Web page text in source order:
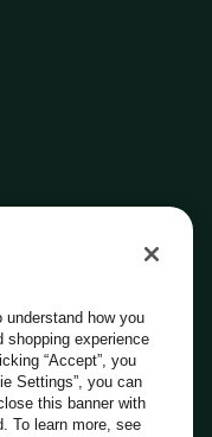
Cookie
Etico
how you
shopping experience
“Accept”, you
Settings”, you can
this banner with
To learn more, see